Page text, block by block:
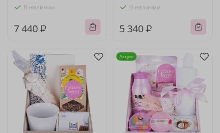
В наличии
7 440 ₽
В наличии
5 340 ₽
Акция